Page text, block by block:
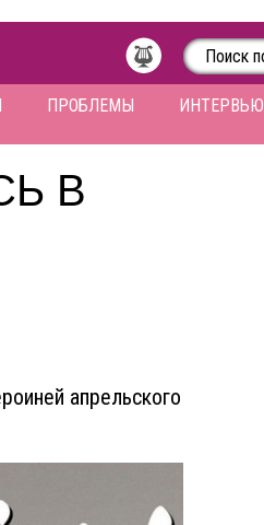
ПРОБЛЕМЫ ИНТЕРВЬЮ
В
апрельского